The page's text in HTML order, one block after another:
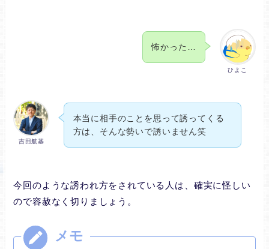
ひよこ
怖かった…
吉田航基
本当に相手のことを思って誘ってくる
方は、そんな勢いで誘いません笑
今回のような誘われ方をされている人は、確実に怪しい
ので容赦なく切りましょう。